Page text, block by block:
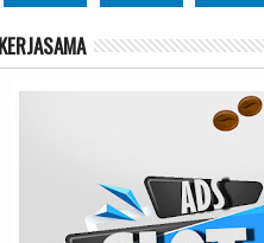
KERJASAMA